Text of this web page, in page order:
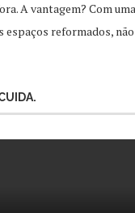
A vantagem? Com
espaços reformados,